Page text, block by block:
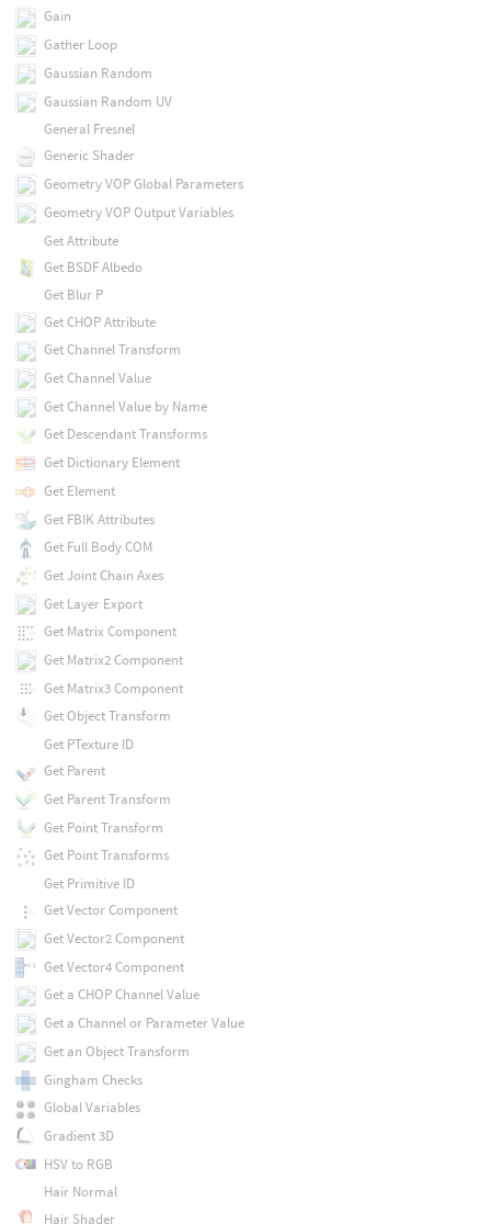
Gain
Gather Loop
Gaussian Random
Gaussian Random UV
General Fresnel
Generic Shader
Geometry VOP Global Parameters
Geometry VOP Output Variables
Get Attribute
Get BSDF Albedo
Get Blur P
Get CHOP Attribute
Get Channel Transform
Get Channel Value
Get Channel Value by Name
Get Descendant Transforms
Get Dictionary Element
Get Element
Get FBIK Attributes
Get Full Body COM
Get Joint Chain Axes
Get Layer Export
Get Matrix Component
Get Matrix2 Component
Get Matrix3 Component
Get Object Transform
Get PTexture ID
Get Parent
Get Parent Transform
Get Point Transform
Get Point Transforms
Get Primitive ID
Get Vector Component
Get Vector2 Component
Get Vector4 Component
Get a CHOP Channel Value
Get a Channel or Parameter Value
Get an Object Transform
Gingham Checks
Global Variables
Gradient 3D
HSV to RGB
Hair Normal
Hair Shader